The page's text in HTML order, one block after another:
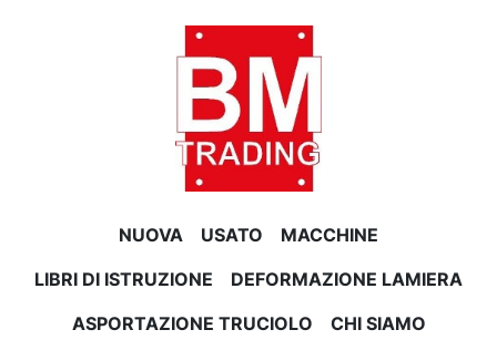
NUOVA USATO
MACCHINE
LIBRI DI ISTRUZIONE
DEFORMAZIONE LAMIERA
ASPORTAZIONE TRUCIOLO
CHI SIAMO